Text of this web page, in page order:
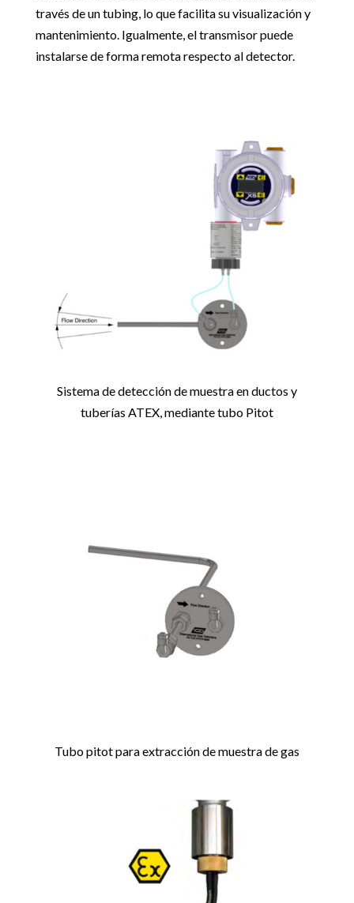
través de un tubing, lo que facilita su visualización y
mantenimiento. Igualmente, el transmisor puede
instalarse de forma remota respecto al detector.
Sistema de detección de muestra en ductos y
tuberías ATEX, mediante tubo Pitot
Tubo pitot para extracción de muestra de gas